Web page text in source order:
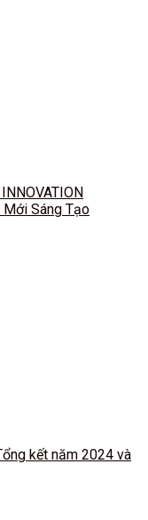
Mới Sáng Tạo
kết năm 2024 và